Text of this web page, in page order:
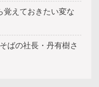
覚えておきたい変な
ばの社長・丹有樹さ